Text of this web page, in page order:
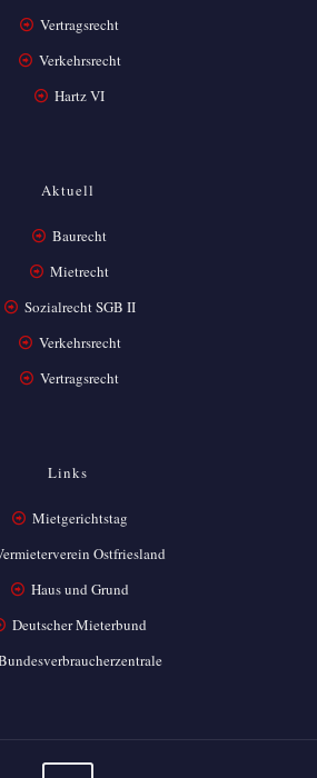
Vertragsrecht
Verkehrsrecht
Hartz VI
Aktuell
Baurecht
Mietrecht
Sozialrecht SGB II
Verkehrsrecht
Vertragsrecht
Links
Mietgerichtstag
Ostfriesland
Haus und Grund
Deutscher Mieterbund